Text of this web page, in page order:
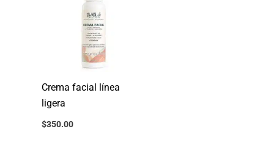
Crema facial línea
ligera
$350.00